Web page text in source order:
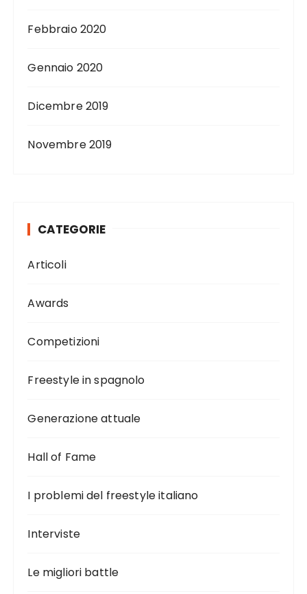
Febbraio 2020
Gennaio 2020
Dicembre 2019
Novembre 2019
CATEGORIE
Articoli
Awards
Competizioni
Freestyle in spagnolo
Generazione attuale
Hall of Fame
I problemi del freestyle italiano
Interviste
Le migliori battle